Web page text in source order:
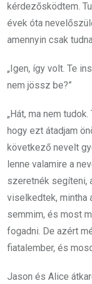
kérdezősködtem.
évek óta
amennyin csak
„Igen, így volt. Te
nem jössz be?”
„Hát, ma nem
hogy ezt átadjam
következő nevelt
lenne valamire a
szeretnék segíteni,
viselkedtek, mintha
semmim, és most
fogadni. De azért
fiatalember, és
Jason és Alice